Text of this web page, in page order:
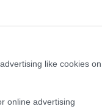
like cookies on
online advertising